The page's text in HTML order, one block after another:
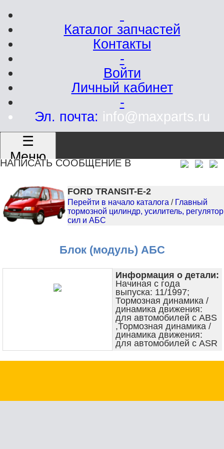
Каталог запчастей
Контакты
-
Войти
Личный кабинет
-
Эл. почта: info@maxparts.ru
☰
Меню
НАПИСАТЬ СООБЩЕНИЕ В
FORD TRANSIT-E-2
Перейти в начало каталога / Главный
тормозной цилиндр, усилитель, регулятор
сил и АБС
Блок (модуль) АБС
Информация о детали:
Начиная с года
выпуска: 11/1997;
Тормозная динамика /
динамика движения:
для автомобилей с ABS
,Тормозная динамика /
динамика движения:
для автомобилей с ASR